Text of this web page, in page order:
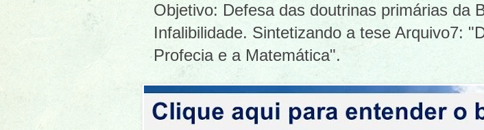
Objetivo: Defesa das doutrinas primárias da
Infalibilidade. Sintetizando a tese Arquivo7:
Profecia e a Matemática".